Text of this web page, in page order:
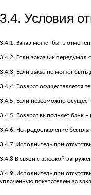
3.4. Условия
3.4.1. Заказ может быть отменен
3.4.2. Если заказчик передумал
3.4.3. Если заказ не может быть
3.4.4. Возврат осуществляется
3.4.5. Если невозможно
3.4.5. Возврат выполняет банк –
3.4.6. Непредоставление
3.4.7. Исполнитель при
3.4.8 В связи с высокой
3.4.9. Исполнитель при
уплаченную покупателем за